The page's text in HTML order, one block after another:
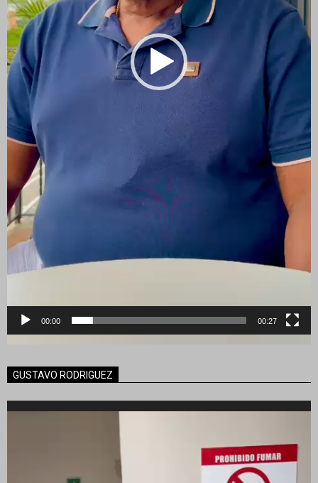
00:00 00:27
GUSTAVO RODRIGUEZ